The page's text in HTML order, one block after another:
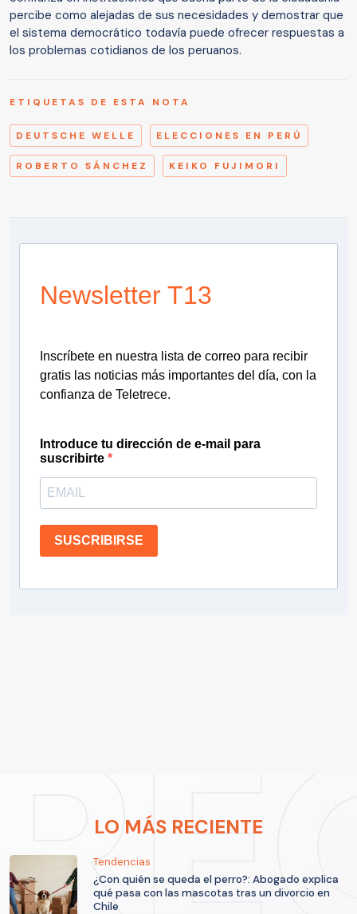
percibe como alejadas de sus necesidades y demostrar que
el sistema democrático todavía puede ofrecer respuestas a
los problemas cotidianos de los peruanos.
ETIQUETAS DE ESTA NOTA
DEUTSCHE WELLE ELECCIONES EN PERÚ
ROBERTO SÁNCHEZ KEIKO FUJIMORI
Newsletter T13
Inscríbete en nuestra lista de correo para recibir
gratis las noticias más importantes del día, con la
confianza de Teletrece.
Introduce tu dirección de e-mail para
suscribirte
SUSCRIBIRSE
LO MÁS RECIENTE
Tendencias
¿Con quién se queda el perro?: Abogado explica
qué pasa con las mascotas tras un divorcio en
Chile